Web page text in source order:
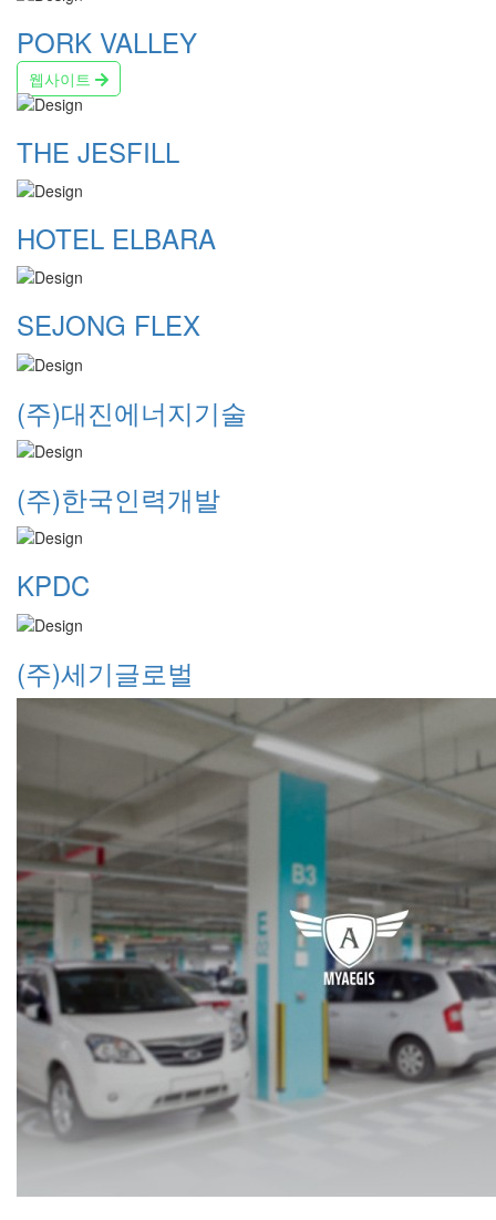
PORK VALLEY
웹사이트
THE JESFILL
HOTEL ELBARA
SEJONG FLEX
(주)대진에너지기술
(주)한국인력개발
KPDC
(주)세기글로벌